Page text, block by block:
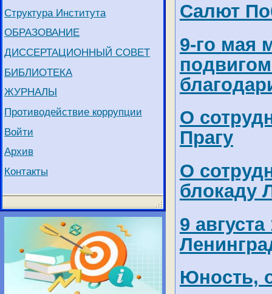
Структура Института
ОБРАЗОВАНИЕ
ДИССЕРТАЦИОННЫЙ СОВЕТ
БИБЛИОТЕКА
ЖУРНАЛЫ
Противодействие коррупции
Войти
Архив
Контакты
Салют
9-го мая
О
Прагу
О
блокаду
9
Юность,